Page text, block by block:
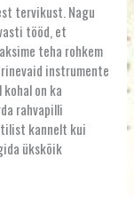
tervikust. Nagu
tööd, et
teha rohkem
instrumente
on ka
rahvapilli
kannelt kui
ükskõik